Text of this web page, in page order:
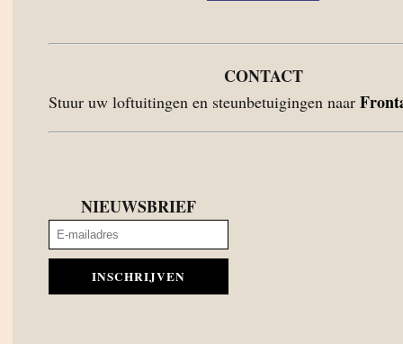
CONTACT
Stuur uw loftuitingen en steunbetuigingen naar
NIEUWSBRIEF
INSCHRIJVEN